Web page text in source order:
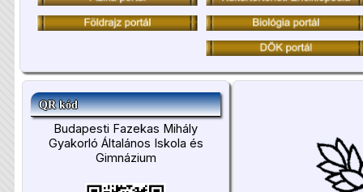
QR kód
Budapesti Fazekas Mihály
Gyakorló Általános Iskola és
Gimnázium